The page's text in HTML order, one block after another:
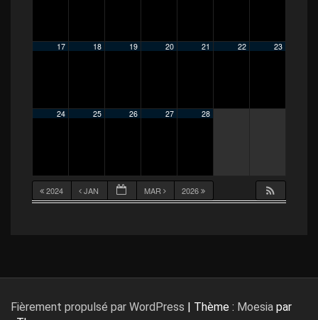
17 18 19 20 21 22 23
24 25 26 27 28
2024 JAN MAR 2026
Fièrement propulsé par WordPress | Thème : Moesia par